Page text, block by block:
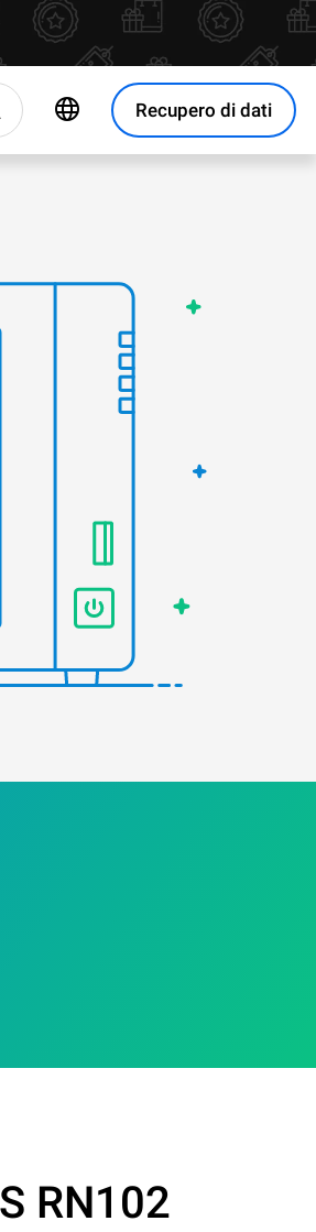
Recupero di dati
RN102